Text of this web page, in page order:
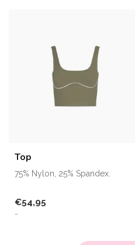
Top
75% Nylon, 25% Spandex.
€54,95
-